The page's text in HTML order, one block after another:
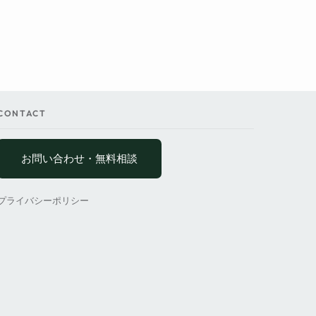
お問い合わせ・無料相談
ライバシーポリシー